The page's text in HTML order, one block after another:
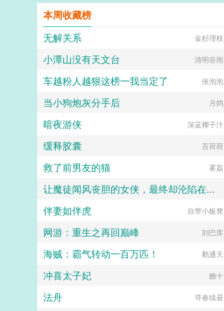
本周收藏榜
无解关系
金杉理枝
小潭山没有天文台 清明谷雨
车越粉人越狠这榜一我当定了 张泡泡
当小狗炮灰分手后 月鸽
暗夜游侠 深蓝椰子汁
缓释胶囊 言荷荷
救了前男友的猫 雾荔
让魔徒闻风丧胆的女侠，最终却沦陷在了自己女儿的肉棒之下
Daiakko
伴妻如伴虎 自带小板凳
网游：重生之再回巅峰 刘巴库
海贼：霸气转动一百万匹！ 鹅通天
冲喜太子妃 糖十
法舟 寻春续昼